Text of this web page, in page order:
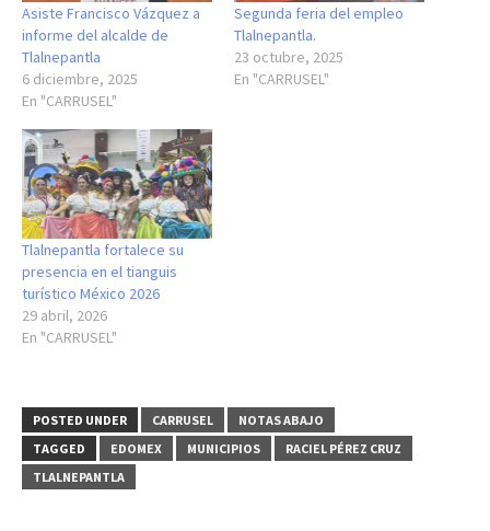
Asiste Francisco Vázquez a
informe del alcalde de
Tlalnepantla
6 diciembre, 2025
En "CARRUSEL"
Segunda feria del empleo
Tlalnepantla.
23 octubre, 2025
En "CARRUSEL"
Tlalnepantla fortalece su
presencia en el tianguis
turístico México 2026
29 abril, 2026
En "CARRUSEL"
POSTED UNDER CARRUSEL
NOTAS ABAJO
TAGGED
EDOMEX MUNICIPIOS
RACIEL PÉREZ CRUZ
TLALNEPANTLA